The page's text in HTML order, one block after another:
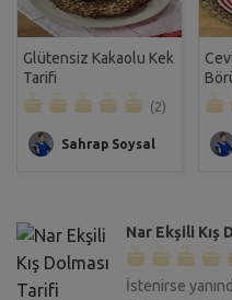
Glütensiz Kakaolu Kek
Tarifi
(2)
Sahrap Soysal
Nar Ekşili Kış
İstenirse